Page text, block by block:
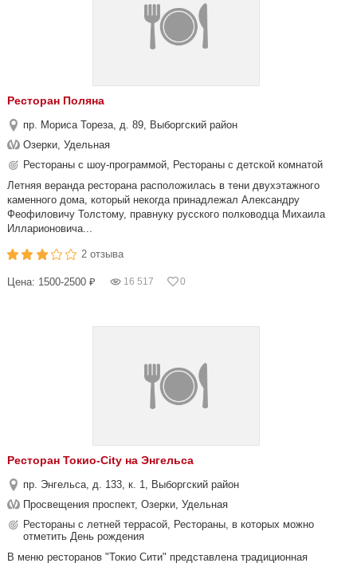
Ресторан Поляна
пр. Мориса Тореза, д. 89, Выборгский район
Озерки, Удельная
Рестораны с шоу-программой, Рестораны с детской комнатой
Летняя веранда ресторана расположилась в тени двухэтажного
каменного дома, который некогда принадлежал Александру
Феофиловичу Толстому, правнуку русского полководца Михаила
Илларионовича...
2 отзыва
Цена: 1500-2500 ₽ 16 517 0
Ресторан Токио-City на Энгельса
пр. Энгельса, д. 133, к. 1, Выборгский район
Просвещения проспект, Озерки, Удельная
Рестораны с летней террасой, Рестораны, в которых можно
отметить День рождения
В меню ресторанов "Токио Сити" представлена традиционная